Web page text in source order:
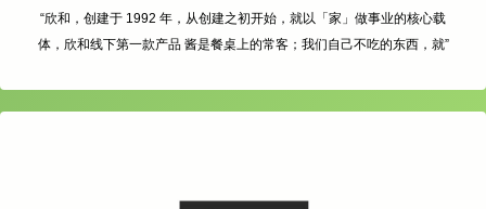
“欣和，创建于 1992 年，从创建之初开始，就以「家」做事业的核心载
体，欣和线下第一款产品 酱是餐桌上的常客；我们自己不吃的东西，就”